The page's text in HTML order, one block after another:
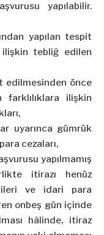
yapılabilir.
yapılan tespit
ilişkin tebliğ edilen
edilmesinden önce
ilişkin
uyarınca gümrük
cezaları,
yapılmamış
itirazı henüz
ve idari para
onbeş gün içinde
hâlinde, itiraz